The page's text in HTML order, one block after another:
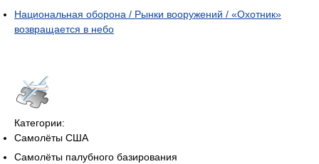
Национальная оборона / Рынки вооружений / «Охотник»
возвращается в небо
Категории:
Самолёты США
Самолёты палубного базирования